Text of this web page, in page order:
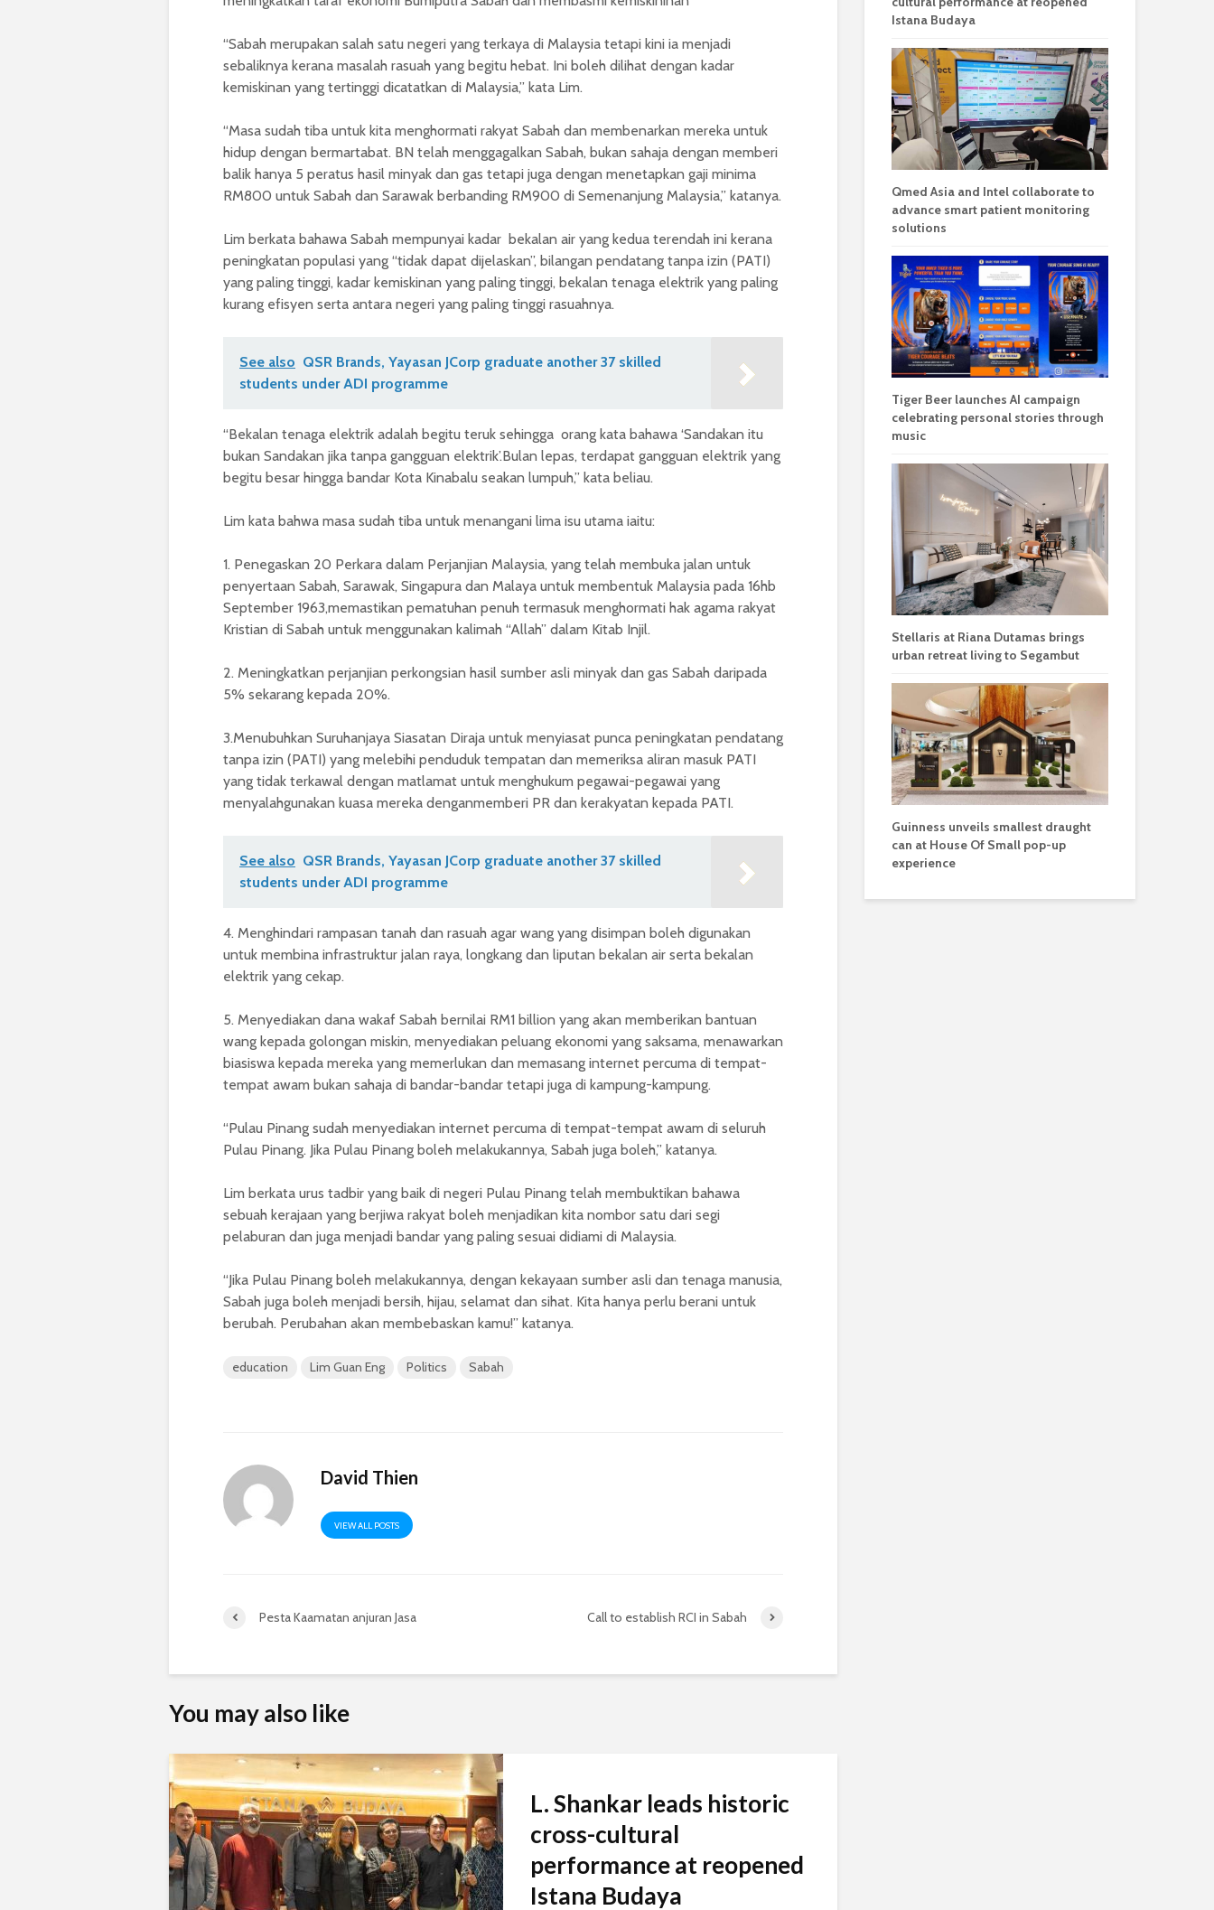
“Sabah merupakan salah satu negeri yang terkaya di Malaysia tetapi kini ia menjadi
sebaliknya kerana masalah rasuah yang begitu hebat. Ini boleh dilihat dengan kadar
kemiskinan yang tertinggi dicatatkan di Malaysia,” kata Lim.
“Masa sudah tiba untuk kita menghormati rakyat Sabah dan membenarkan mereka untuk
hidup dengan bermartabat. BN telah menggagalkan Sabah, bukan sahaja dengan memberi
balik hanya 5 peratus hasil minyak dan gas tetapi juga dengan menetapkan gaji minima
RM800 untuk Sabah dan Sarawak berbanding RM900 di Semenanjung Malaysia,” katanya.
Lim berkata bahawa Sabah mempunyai kadar bekalan air yang kedua terendah ini kerana
peningkatan populasi yang “tidak dapat dijelaskan”, bilangan pendatang tanpa izin (PATI)
yang paling tinggi, kadar kemiskinan yang paling tinggi, bekalan tenaga elektrik yang paling
kurang efisyen serta antara negeri yang paling tinggi rasuahnya.
See also QSR Brands, Yayasan JCorp graduate another 37 skilled
students under ADI programme
“Bekalan tenaga elektrik adalah begitu teruk sehingga orang kata bahawa ‘Sandakan itu
bukan Sandakan jika tanpa gangguan elektrik’.Bulan lepas, terdapat gangguan elektrik yang
begitu besar hingga bandar Kota Kinabalu seakan lumpuh,” kata beliau.
Lim kata bahwa masa sudah tiba untuk menangani lima isu utama iaitu:
1. Penegaskan 20 Perkara dalam Perjanjian Malaysia, yang telah membuka jalan untuk
penyertaan Sabah, Sarawak, Singapura dan Malaya untuk membentuk Malaysia pada 16hb
September 1963,memastikan pematuhan penuh termasuk menghormati hak agama rakyat
Kristian di Sabah untuk menggunakan kalimah “Allah” dalam Kitab Injil.
2. Meningkatkan perjanjian perkongsian hasil sumber asli minyak dan gas Sabah daripada
5% sekarang kepada 20%.
3.Menubuhkan Suruhanjaya Siasatan Diraja untuk menyiasat punca peningkatan pendatang
tanpa izin (PATI) yang melebihi penduduk tempatan dan memeriksa aliran masuk PATI
yang tidak terkawal dengan matlamat untuk menghukum pegawai-pegawai yang
menyalahgunakan kuasa mereka denganmemberi PR dan kerakyatan kepada PATI.
See also QSR Brands, Yayasan JCorp graduate another 37 skilled
students under ADI programme
4. Menghindari rampasan tanah dan rasuah agar wang yang disimpan boleh digunakan
untuk membina infrastruktur jalan raya, longkang dan liputan bekalan air serta bekalan
elektrik yang cekap.
5. Menyediakan dana wakaf Sabah bernilai RM1 billion yang akan memberikan bantuan
wang kepada golongan miskin, menyediakan peluang ekonomi yang saksama, menawarkan
biasiswa kepada mereka yang memerlukan dan memasang internet percuma di tempat-
tempat awam bukan sahaja di bandar-bandar tetapi juga di kampung-kampung.
“Pulau Pinang sudah menyediakan internet percuma di tempat-tempat awam di seluruh
Pulau Pinang. Jika Pulau Pinang boleh melakukannya, Sabah juga boleh,” katanya.
Lim berkata urus tadbir yang baik di negeri Pulau Pinang telah membuktikan bahawa
sebuah kerajaan yang berjiwa rakyat boleh menjadikan kita nombor satu dari segi
pelaburan dan juga menjadi bandar yang paling sesuai didiami di Malaysia.
“Jika Pulau Pinang boleh melakukannya, dengan kekayaan sumber asli dan tenaga manusia,
Sabah juga boleh menjadi bersih, hijau, selamat dan sihat. Kita hanya perlu berani untuk
berubah. Perubahan akan membebaskan kamu!” katanya.
education Lim Guan Eng Politics Sabah
David Thien
VIEW ALL POSTS
Pesta Kaamatan anjuran Jasa Call to establish RCI in Sabah
You may also like
L. Shankar leads historic
cross-cultural
performance at reopened
Istana Budaya
Istana Budaya
Qmed Asia and Intel collaborate to
advance smart patient monitoring
solutions
Tiger Beer launches AI campaign
celebrating personal stories through
music
Stellaris at Riana Dutamas brings
urban retreat living to Segambut
Guinness unveils smallest draught
can at House Of Small pop-up
experience